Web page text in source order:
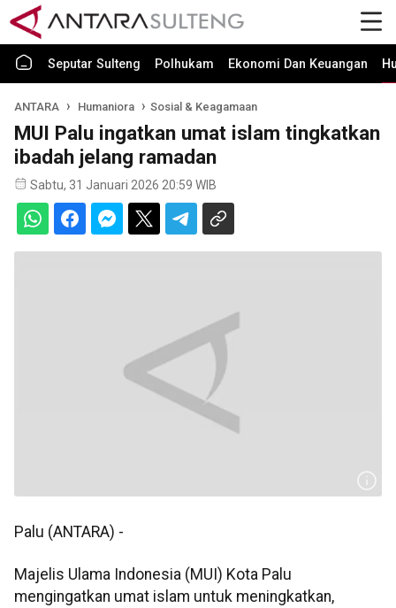
Seputar Sulteng Polhukam Ekonomi Dan Keuangan
ANTARA Humaniora Sosial & Keagamaan
MUI Palu ingatkan umat islam tingkatkan
ibadah jelang ramadan
Sabtu, 31 Januari 2026 20:59 WIB
Palu (ANTARA) -
Majelis Ulama Indonesia (MUI) Kota Palu
mengingatkan umat islam untuk meningkatkan,